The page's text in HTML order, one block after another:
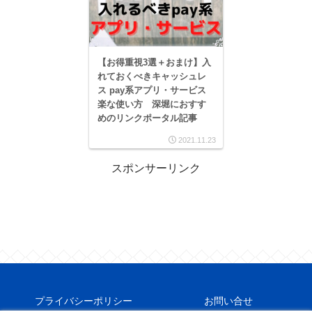
【お得重視3選＋おまけ】入
れておくべきキャッシュレ
ス pay系アプリ・サービス
楽な使い方 深堀におすす
めのリンクポータル記事
2021.11.23
スポンサーリンク
プライバシーポリシー お問い合せ